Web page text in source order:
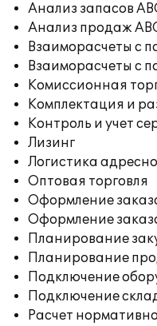
Анализ запасов
Анализ продаж
Взаиморасчеты с
Взаиморасчеты с
Комиссионная
Комплектация и
Контроль и учет
Лизинг
Логистика
Оптовая торговля
Оформление
Оформление
Планирование
Планирование
Подключение
Подключение
Расчет